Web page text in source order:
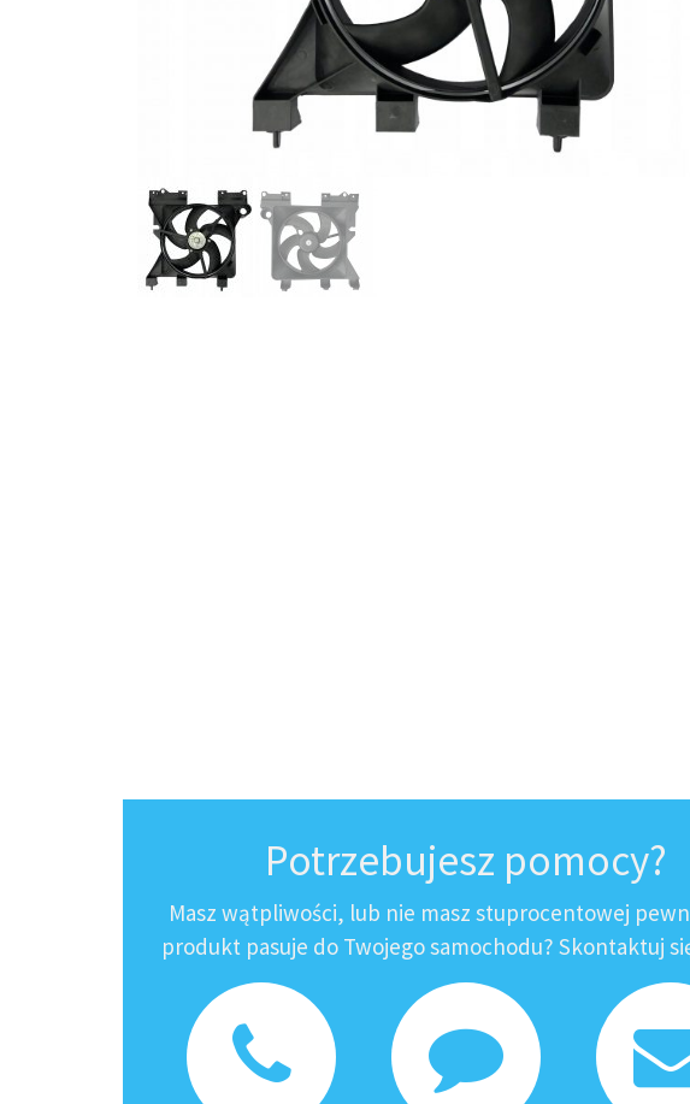
Potrzebujesz pomocy?
Masz wątpliwości, lub nie masz stuprocentowej
produkt pasuje do Twojego samochodu? Skontaktuj